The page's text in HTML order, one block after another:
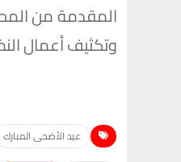
المقدمة من
وتكثيف أعمال
عيد الأضحى المبارك